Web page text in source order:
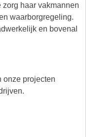
zorg haar vakmannen
waarborgregeling.
en bovenal
onze projecten